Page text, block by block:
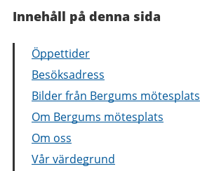
Innehåll på denna sida
Öppettider
Besöksadress
Bilder från Bergums mötesplats
Om Bergums mötesplats
Om oss
Vår värdegrund